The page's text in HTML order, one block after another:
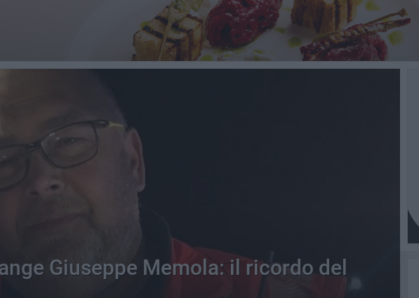
Giuseppe Memola: il ricordo del